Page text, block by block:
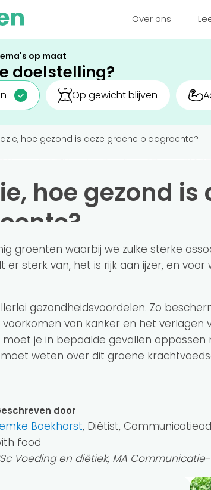
Over ons
op maat
doelstelling?
Op gewicht blijven
hoe gezond is deze groene bladgroente?
hoe gezond is
groenten waarbij we zulke sterke
er sterk van, het is rijk aan ijzer, en
gezondheidsvoordelen. Zo
van kanker en het verlagen
moet je in bepaalde gevallen
weten over dit groene
door
Boekhorst, Diëtist,
food
Voeding en diëtiek, MA